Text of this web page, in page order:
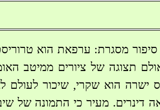
סיפור מסגרת: ערפאת הוא
תצוגה של ציורים ממיטב
ישרה הוא שקרי, שיכור
דינרים. מעיר כי התמונה של